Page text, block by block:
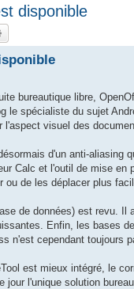
disponible
bureautique libre,
le spécialiste du sujet
visuel des
d'un anti-aliasing
Calc et l'outil de mise
de les déplacer plus
de données) est revu.
Enfin, les bases
n'est cependant toujours
est mieux intégré, le
l'unique solution